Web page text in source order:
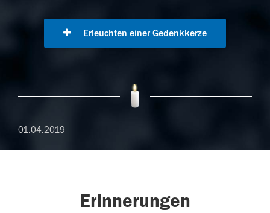
Erleuchten einer Gedenkkerze
01.04.2019
Erinnerungen